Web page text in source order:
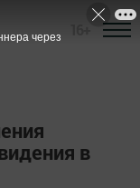
в
через